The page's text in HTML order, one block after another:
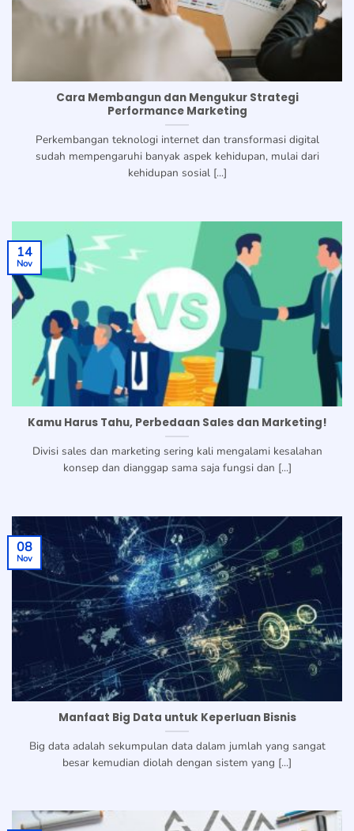
Cara Membangun dan Mengukur Strategi
Performance Marketing
Perkembangan teknologi internet dan transformasi digital
sudah mempengaruhi banyak aspek kehidupan, mulai dari
kehidupan sosial [...]
Kamu Harus Tahu, Perbedaan Sales dan Marketing!
Divisi sales dan marketing sering kali mengalami kesalahan
konsep dan dianggap sama saja fungsi dan [...]
14
Nov
Manfaat Big Data untuk Keperluan Bisnis
Big data adalah sekumpulan data dalam jumlah yang sangat
besar kemudian diolah dengan sistem yang [...]
08
Nov